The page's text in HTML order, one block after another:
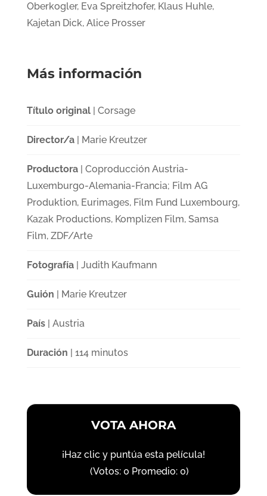
Oberkogler, Eva Spreitzhofer, Klaus Huhle,
Kajetan Dick, Alice Prosser
Más información
Título original| Corsage
Director/a| Marie Kreutzer
Productora| Coproducción Austria-
Luxemburgo-Alemania-Francia; Film AG
Produktion, Eurimages, Film Fund Luxembourg,
Kazak Productions, Komplizen Film, Samsa
Film, ZDF/Arte
Fotografía| Judith Kaufmann
Guión | Marie Kreutzer
País| Austria
Duración | 114 minutos
VOTA AHORA
¡Haz clic y puntúa esta película!
(Votos: 0 Promedio: 0)